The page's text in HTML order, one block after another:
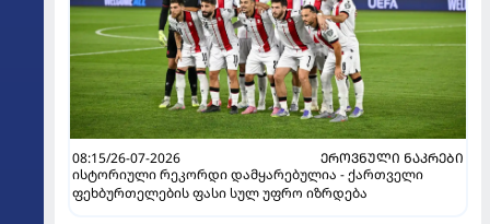
08:15/26-07-2026
ᲔᲠᲝᲕᲜᲣᲚᲘ ᲜᲐᲙᲠᲔᲑᲘ
ისტორიული რეკორდი დამყარებულია - ქართველი
ფეხბურთელების ფასი სულ უფრო იზრდება